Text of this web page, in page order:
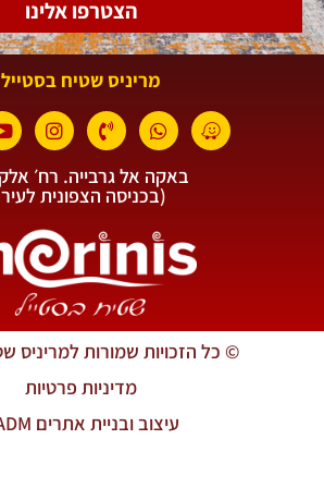
הצטרפו אלינו
מריניס שטיח בסטייל
באקה אל גרבייה. רח׳ אלקודס
(בכניסה הצפונית לעיר)
עיצוב ובניית אתרים NADM
מדיניות פרטיות
© כל הזכויות שמורות למריניס שטיח בסטייל